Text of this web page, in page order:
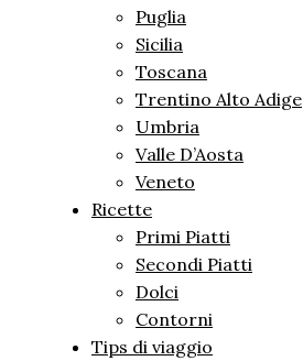
Puglia
Sicilia
Toscana
Trentino Alto Adige
Umbria
Valle D’Aosta
Veneto
Ricette
Primi Piatti
Secondi Piatti
Dolci
Contorni
Tips di viaggio